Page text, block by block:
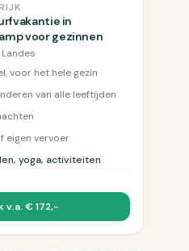
in
voor gezinnen
voor het hele gezin
van alle leeftijden
eigen vervoer
yoga, activiteiten
v.a. € 172,-